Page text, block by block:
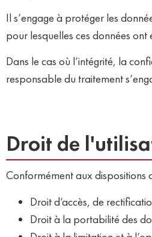
Il s’engage à protéger les
pour lesquelles ces données ont
Dans le cas où l’intégrité, la
responsable du traitement
Droit de
Conformément aux dispositions
Droit d’accès, de
Droit à la portabilité des